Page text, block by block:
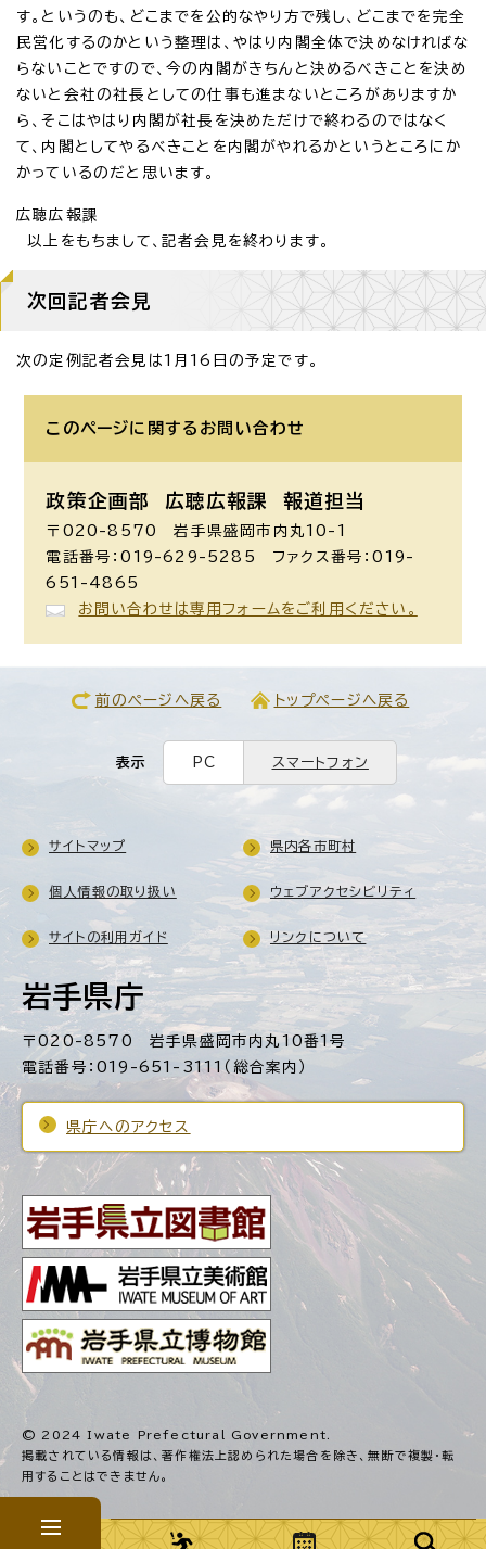
す。というのも、どこまでを公的なやり方で残し、どこまでを完全
民営化するのかという整理は、やはり内閣全体で決めなければな
らないことですので、今の内閣がきちんと決めるべきことを決め
ないと会社の社長としての仕事も進まないところがありますか
ら、そこはやはり内閣が社長を決めただけで終わるのではなく
て、内閣としてやるべきことを内閣がやれるかというところにか
かっているのだと思います。
広聴広報課
以上をもちまして、記者会見を終わります。
次回記者会見
次の定例記者会見は1月16日の予定です。
このページに関する お問い合わせ
政策企画部 広聴広報課 報道担当
〒020-8570 岩手県盛岡市内丸10-1
電話番号：019-629-5285 ファクス番号：019-
651-4865
お問い合わせは専用フォームをご利用ください。
前のページへ戻る トップページへ戻る
表示 PC スマートフォン
岩手県庁
〒020-8570 岩手県盛岡市内丸10番1号
電話番号：019-651-3111（総合案内）
県庁へのアクセス
サイトマップ 県内各市町村
個人情報の取り扱い ウェブアクセシビリティ
サイトの利用ガイド リンクについて
© 2024 Iwate Prefectural Government.
掲載されている情報は、著作権法上認められた場合を除き、無断で複製・転
用することはできません。